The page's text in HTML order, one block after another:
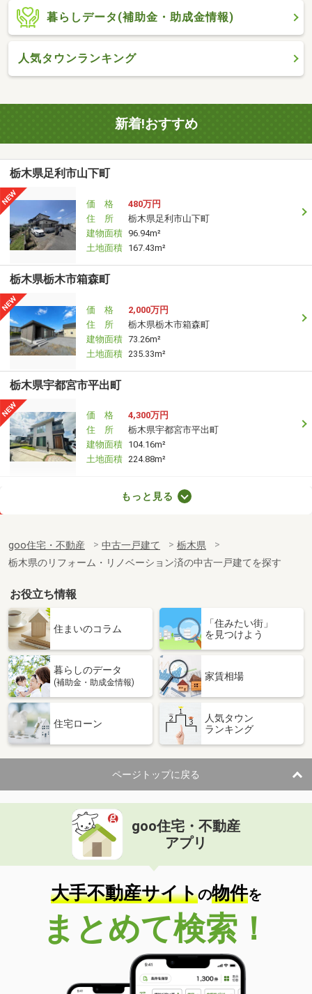
暮らしデータ(補助金・助成金情報)
人気タウンランキング
新着!おすすめ
栃木県足利市山下町
価 格
480万円
住 所
栃木県足利市山下町
建物面積 96.94m²
土地面積 167.43m²
栃木県栃木市箱森町
価 格
2,000万円
住 所
栃木県栃木市箱森町
建物面積 73.26m²
土地面積 235.33m²
栃木県宇都宮市平出町
価 格
4,300万円
住 所
栃木県宇都宮市平出町
建物面積 104.16m²
土地面積 224.88m²
建物面積 169.72m²
土地面積 526.27m²
栃木県宇都宮市鶴田町
価 格
2,399万円
栃木県宇都宮市鶴田町
建物面積 125.03m²
土地面積
230.69m²
栃木県宇都宮市立伏町
住 所
栃木県宇都宮市立伏町
建物面積 124.57m²
土地面積 217.68m²
栃木県宇都宮市ゆいの杜４
価 格
3,580万円
住 所
栃木県宇都宮市ゆいの杜４
建物面積 137m²
土地面積
247.42m²
栃木県宇都宮市ゆいの杜４
価 格
3,580万円
栃木県宇都宮市ゆいの杜４
137m²
土地面積 247.42m²
もっと見る
goo住宅・不動産 中古一戸建て
栃木県
栃木県のリフォーム・リノベーション済の中古一戸建てを探す
お役立ち情報
住まいのコラム
「住みたい街」
を見つけよう
暮らしのデータ
(補助金・助成金情報)
家賃相場
住宅ローン
人気タウン
ランキング
ページトップに戻る
goo住宅・不動産
アプリ
大手不動産サイトの物件を
まとめて検索！